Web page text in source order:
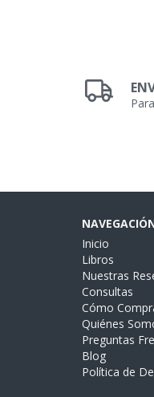
Inicio
Libros
Nuestras
Consultas
Cómo
Quiénes
Preguntas
Blog
Política de